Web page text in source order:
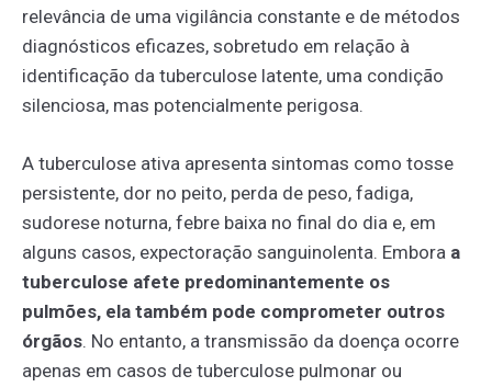
relevância de uma vigilância constante e de métodos
diagnósticos eficazes, sobretudo em relação à
identificação da tuberculose latente, uma condição
silenciosa, mas potencialmente perigosa.
A tuberculose ativa apresenta sintomas como tosse
persistente, dor no peito, perda de peso, fadiga,
sudorese noturna, febre baixa no final do dia e, em
alguns casos, expectoração sanguinolenta. Embora a
tuberculose afete predominantemente os
pulmões, ela também pode comprometer outros
órgãos. No entanto, a transmissão da doença ocorre
apenas em casos de tuberculose pulmonar ou